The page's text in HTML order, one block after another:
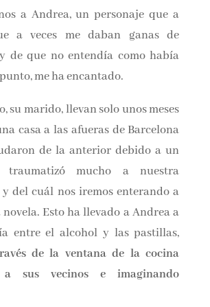
un comienzo muy potente
a Andrea, un personaje que a
a veces me daban ganas de
de que no entendía como había
su marido, llevan solo unos
en una casa a las afueras de
que se mudaron de la anterior
que traumatizó mucho a
y del cuál nos iremos
lo largo de la novela. Esto ha
a pasarse el día entre el
pastillas,mirando a través de la
observando a sus vecinos